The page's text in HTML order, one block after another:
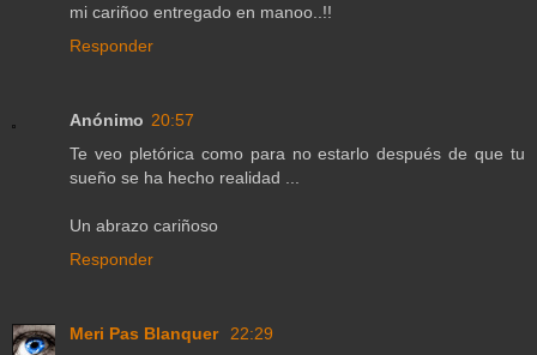
mi cariñoo entregado en manoo..!!
Responder
Anónimo 20:57
Te veo pletórica como para no estarlo después de que tu
sueño se ha hecho realidad ...
Un abrazo cariñoso
Responder
Meri Pas Blanquer
22:29